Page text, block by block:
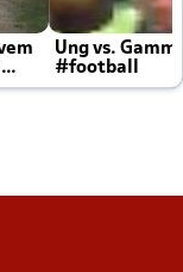
Ung vs.
#football